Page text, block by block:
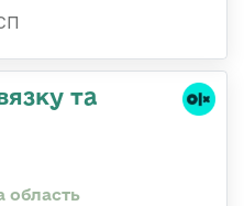
та
область